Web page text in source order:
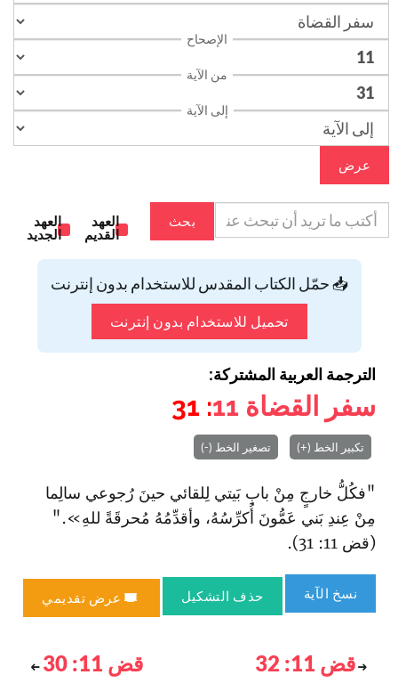
الإصحاح
من الآية
إلى الآية
عرض
بحث
العهد
القديم
العهد
الجديد
📥 حمّل الكتاب المقدس للاستخدام بدون إنترنت
تحميل للاستخدام بدون إنترنت
الترجمة العربية المشتركة:
سفر القضاة 11
: 31
تكبير الخط (+) تصغير الخط (-)
"فكُلُّ خارجٍ مِنْ بابِ بَيتي لِلقائي حينَ رُجوعي سالِما
مِنْ عِندِ بَني عَمُّونَ أُكرِّسُهُ، وأقدِّمُهُ مُحرقَةً للهِ»."
(قض 11: 31).
نسخ الآية حذف التشكيل عرض تقديمي
قض 11: 32 قض 11: 30